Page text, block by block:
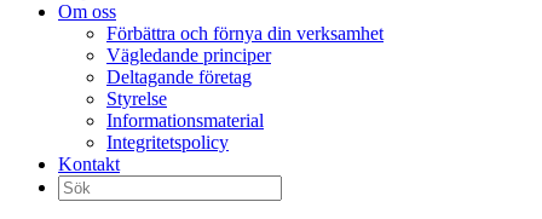
Om oss
Förbättra och förnya din verksamhet
Vägledande principer
Deltagande företag
Styrelse
Informationsmaterial
Integritetspolicy
Kontakt
Sök
efter: